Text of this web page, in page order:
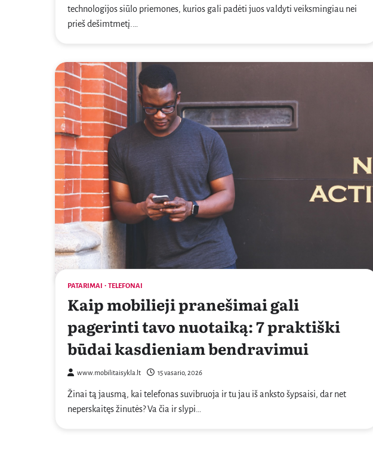
technologijos siūlo priemones, kurios gali padėti juos valdyti veiksmingiau nei
prieš dešimtmetį.…
PATARIMAI TELEFONAI
Kaip mobilieji pranešimai gali
pagerinti tavo nuotaiką: 7 praktiški
būdai kasdieniam bendravimui
www.mobilitaisykla.lt 15 vasario, 2026
Žinai tą jausmą, kai telefonas suvibruoja ir tu jau iš anksto šypsaisi, dar net
neperskaitęs žinutės? Va čia ir slypi…